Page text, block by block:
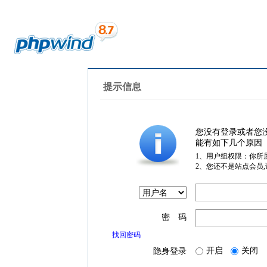
提示信息
您没有登录或者您
能有如下几个原因
1、用户组权限：你所
2、您还不是站点会员
密 码
找回密码
隐身登录 开启 关闭